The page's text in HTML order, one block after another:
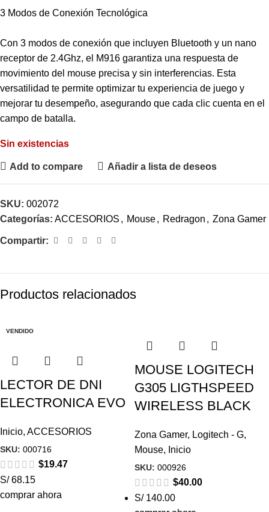
3 Modos de Conexión Tecnológica
Con 3 modos de conexión que incluyen Bluetooth y un nano
receptor de 2.4Ghz, el M916 garantiza una respuesta de
movimiento del mouse precisa y sin interferencias. Esta
versatilidad te permite optimizar tu experiencia de juego y
mejorar tu desempeño, asegurando que cada clic cuenta en el
campo de batalla.
Sin existencias
Add to compare Añadir a lista de deseos
SKU: 002072
Categorías: ACCESORIOS , Mouse, Redragon , Zona Gamer
Compartir:
Productos relacionados
VENDIDO
LECTOR DE DNI
ELECTRONICA EVO
Inicio, ACCESORIOS
SKU: 000716
$19.47
S/ 68.15
comprar ahora
MOUSE LOGITECH
G305 LIGTHSPEED
WIRELESS BLACK
Zona Gamer, Logitech - G,
Mouse, Inicio
SKU: 000926
$40.00
S/ 140.00